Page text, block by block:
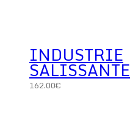
INDUSTRIE
SALISSANTE
162.00€